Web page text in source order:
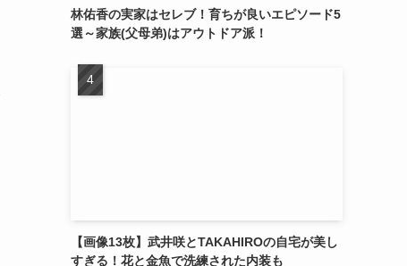
林佑香の実家はセレブ！育ちが良いエピソード5
選～家族(父母弟)はアウトドア派！
【画像13枚】武井咲とTAKAHIROの自宅が美し
すぎる！花と金魚で洗練された内装も